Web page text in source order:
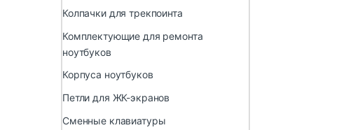
Колпачки для трекпоинта
Комплектующие для ремонта
ноутбуков
Корпуса ноутбуков
Петли для ЖК-экранов
Сменные клавиатуры